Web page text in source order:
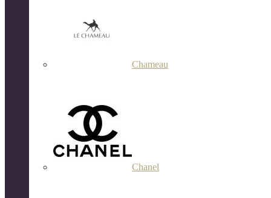
Chameau
Chanel